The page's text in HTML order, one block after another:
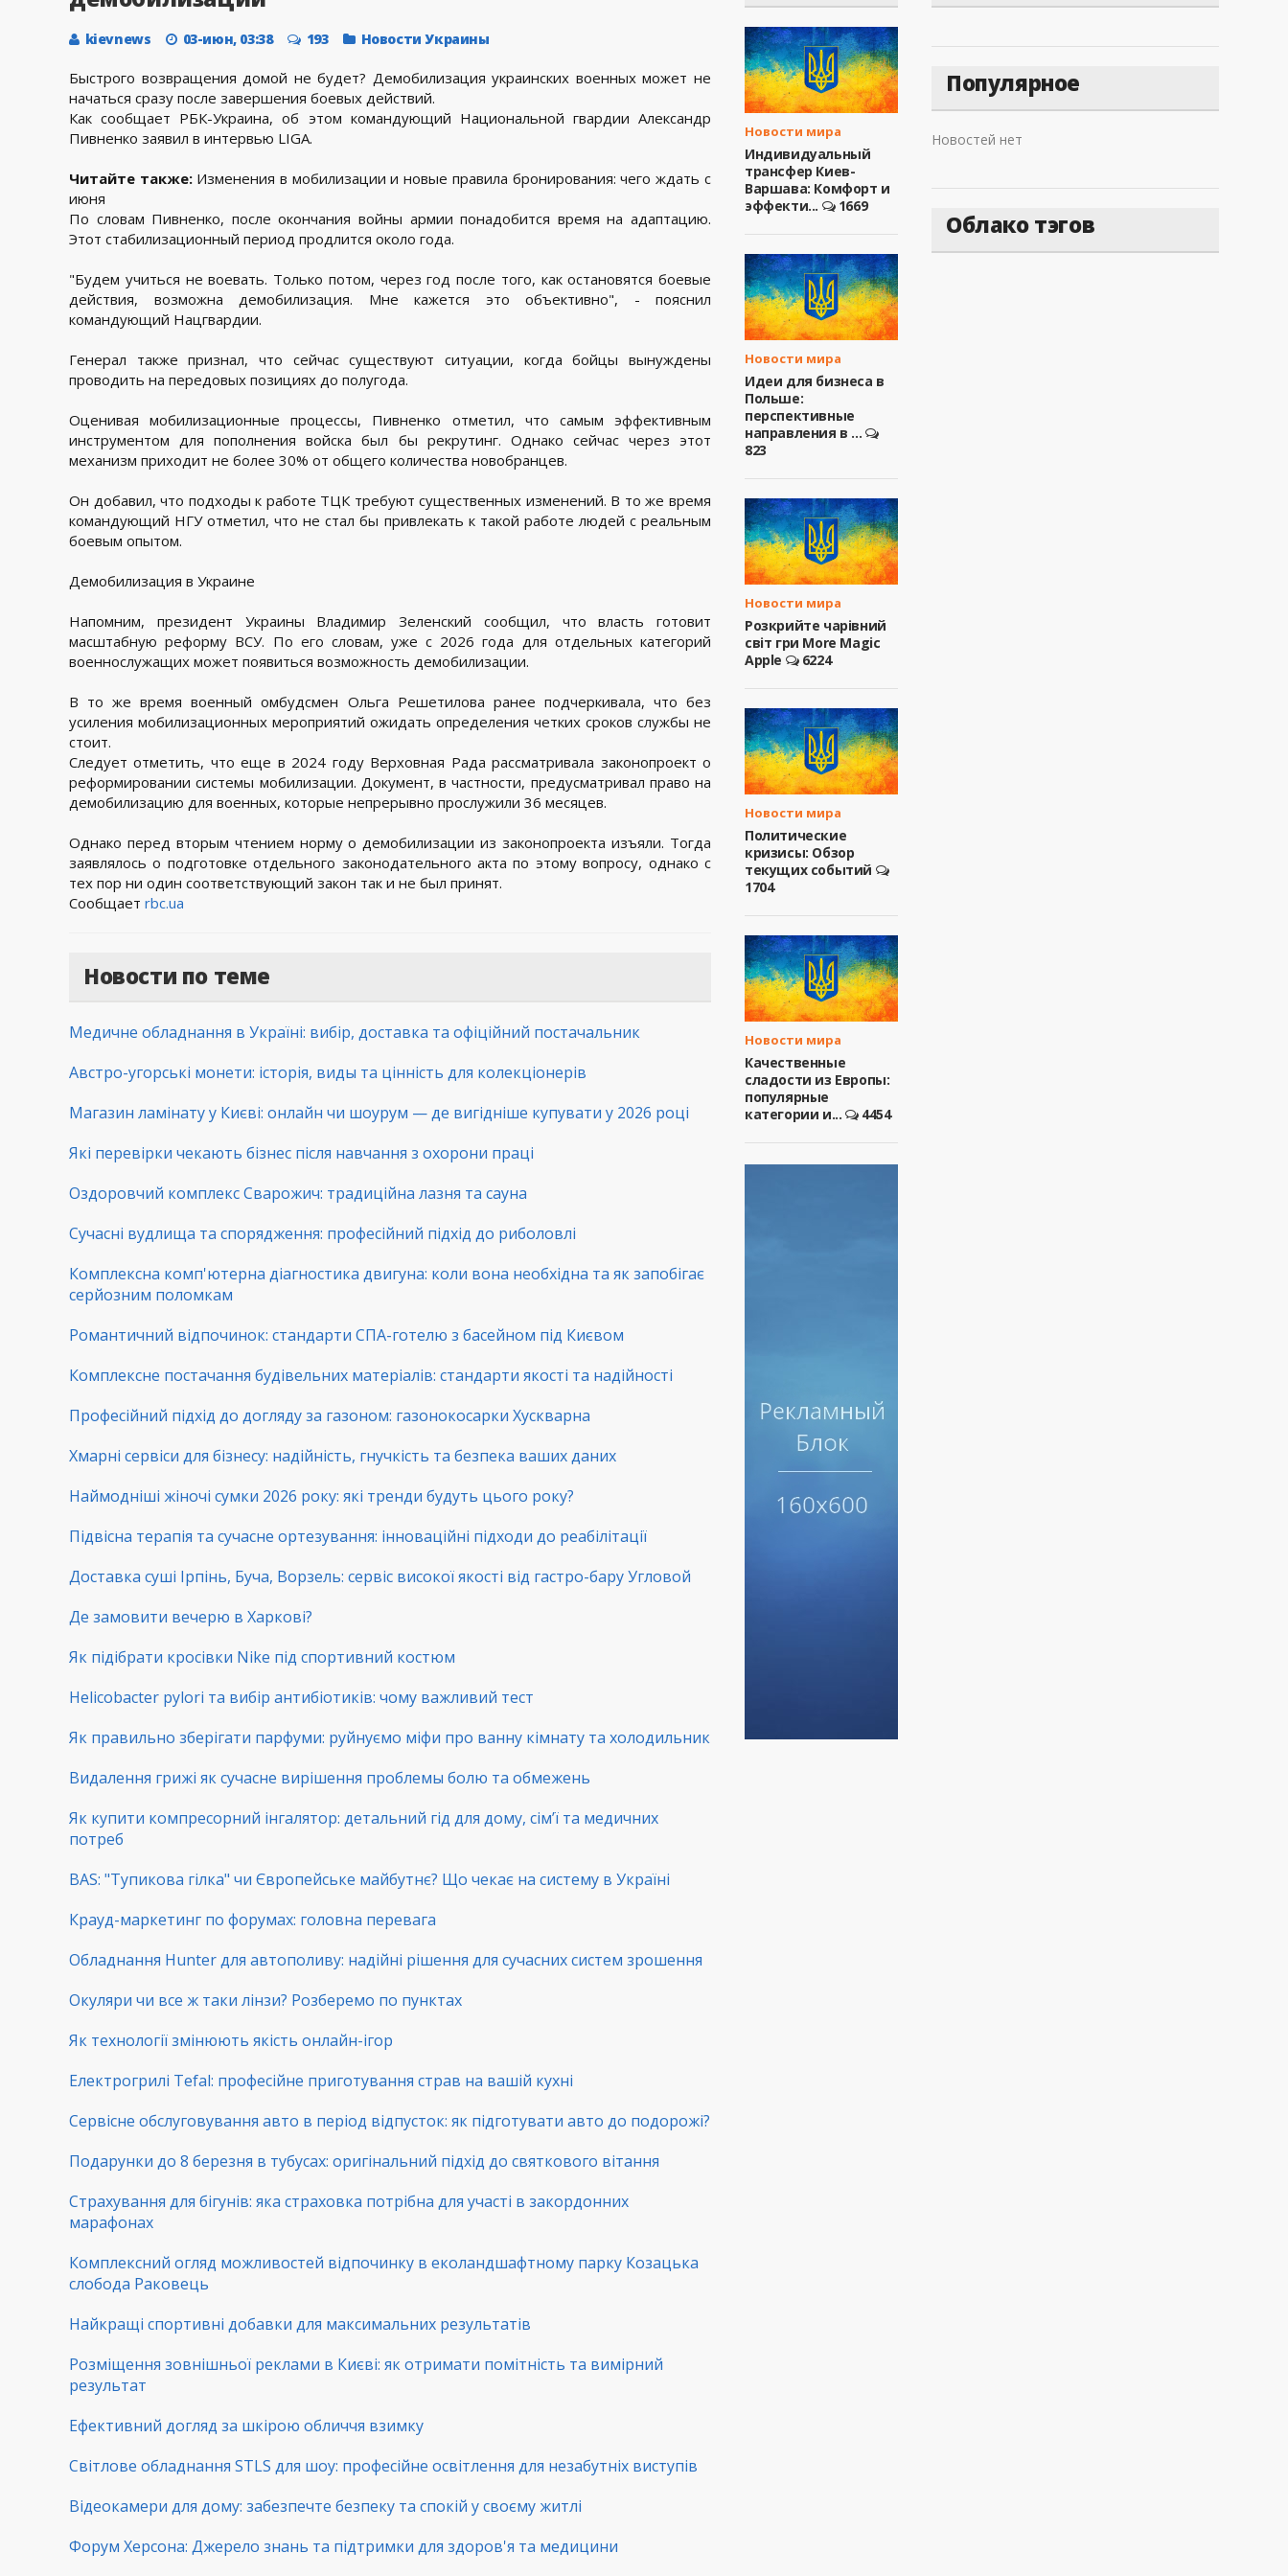
kievnews 03-июн, 03:38 193 Новости Украины
Быстрого возвращения домой не будет? Демобилизация украинских военных может не
начаться сразу после завершения боевых действий.
Как сообщает РБК-Украина, об этом командующий Национальной гвардии Александр
Пивненко заявил в интервью LIGA.
Читайте также: Изменения в мобилизации и новые правила бронирования: чего ждать с
июня
По словам Пивненко, после окончания войны армии понадобится время на адаптацию.
Этот стабилизационный период продлится около года.
"Будем учиться не воевать. Только потом, через год после того, как остановятся боевые
действия, возможна демобилизация. Мне кажется это объективно", - пояснил
командующий Нацгвардии.
Генерал также признал, что сейчас существуют ситуации, когда бойцы вынуждены
проводить на передовых позициях до полугода.
Оценивая мобилизационные процессы, Пивненко отметил, что самым эффективным
инструментом для пополнения войска был бы рекрутинг. Однако сейчас через этот
механизм приходит не более 30% от общего количества новобранцев.
Он добавил, что подходы к работе ТЦК требуют существенных изменений. В то же время
командующий НГУ отметил, что не стал бы привлекать к такой работе людей с реальным
боевым опытом.
Демобилизация в Украине
Напомним, президент Украины Владимир Зеленский сообщил, что власть готовит
масштабную реформу ВСУ. По его словам, уже с 2026 года для отдельных категорий
военнослужащих может появиться возможность демобилизации.
В то же время военный омбудсмен Ольга Решетилова ранее подчеркивала, что без
усиления мобилизационных мероприятий ожидать определения четких сроков службы не
стоит.
Следует отметить, что еще в 2024 году Верховная Рада рассматривала законопроект о
реформировании системы мобилизации. Документ, в частности, предусматривал право на
демобилизацию для военных, которые непрерывно прослужили 36 месяцев.
Однако перед вторым чтением норму о демобилизации из законопроекта изъяли. Тогда
заявлялось о подготовке отдельного законодательного акта по этому вопросу, однако с
тех пор ни один соответствующий закон так и не был принят.
Сообщает rbc.ua
Новости по теме
Медичне обладнання в Україні: вибір, доставка та офіційний постачальник
Австро-угорські монети: історія, виды та цінність для колекціонерів
Магазин ламінату у Києві: онлайн чи шоурум — де вигідніше купувати у 2026 році
Які перевірки чекають бізнес після навчання з охорони праці
Оздоровчий комплекс Сварожич: традиційна лазня та сауна
Сучасні вудлища та спорядження: професійний підхід до риболовлі
Комплексна комп'ютерна діагностика двигуна: коли вона необхідна та як запобігає
серйозним поломкам
Романтичний відпочинок: стандарти СПА-готелю з басейном під Києвом
Комплексне постачання будівельних матеріалів: стандарти якості та надійності
Професійний підхід до догляду за газоном: газонокосарки Хускварна
Хмарні сервіси для бізнесу: надійність, гнучкість та безпека ваших даних
Наймодніші жіночі сумки 2026 року: які тренди будуть цього року?
Підвісна терапія та сучасне ортезування: інноваційні підходи до реабілітації
Доставка суші Ірпінь, Буча, Ворзель: сервіс високої якості від гастро-бару Угловой
Де замовити вечерю в Харкові?
Як підібрати кросівки Nike під спортивний костюм
Helicobacter pylori та вибір антибіотиків: чому важливий тест
Як правильно зберігати парфуми: руйнуємо міфи про ванну кімнату та холодильник
Видалення грижі як сучасне вирішення проблемы болю та обмежень
Як купити компресорний інгалятор: детальний гід для дому, сім’ї та медичних
потреб
BAS: "Тупикова гілка" чи Європейське майбутнє? Що чекає на систему в Україні
Крауд-маркетинг по форумах: головна перевага
Обладнання Hunter для автополиву: надійні рішення для сучасних систем зрошення
Окуляри чи все ж таки лінзи? Розберемо по пунктах
Як технології змінюють якість онлайн-ігор
Електрогрилі Tefal: професійне приготування страв на вашій кухні
Сервісне обслуговування авто в період відпусток: як підготувати авто до подорожі?
Подарунки до 8 березня в тубусах: оригінальний підхід до святкового вітання
Страхування для бігунів: яка страховка потрібна для участі в закордонних
марафонах
Комплексний огляд можливостей відпочинку в еколандшафтному парку Козацька
слобода Раковець
Найкращі спортивні добавки для максимальних результатів
Розміщення зовнішньої реклами в Києві: як отримати помітність та вимірний
результат
Ефективний догляд за шкірою обличчя взимку
Світлове обладнання STLS для шоу: професійне освітлення для незабутніх виступів
Відеокамери для дому: забезпечте безпеку та спокій у своєму житлі
Форум Херсона: Джерело знань та підтримки для здоров'я та медицини
Новости мира
Индивидуальный
трансфер Киев-
Варшава: Комфорт и
эффекти...
1669
Новости мира
Идеи для бизнеса в
Польше:
перспективные
направления в ...
823
Новости мира
Розкрийте чарівний
світ гри More Magic
Apple
6224
Новости мира
Политические
кризисы: Обзор
текущих событий
1704
Новости мира
Качественные
сладости из Европы:
популярные
категории и...
4454
Популярное
Новостей нет
Облако тэгов